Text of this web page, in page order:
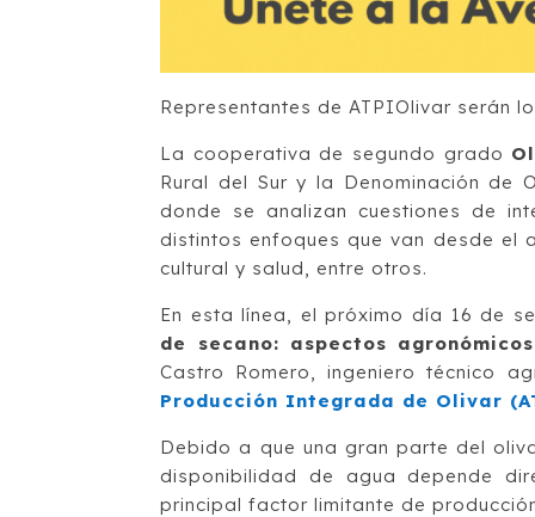
Representantes de ATPIOlivar serán
La cooperativa de segundo grado
Rural del Sur y la Denominación de
donde se analizan cuestiones de
distintos enfoques que van desde el
cultural y salud, entre otros.
En esta línea, el próximo día 16 de
de secano: aspectos
Castro Romero, ingeniero técnico
Producción Integrada de Olivar
Debido a que una gran parte del
disponibilidad de agua depende
principal factor limitante de